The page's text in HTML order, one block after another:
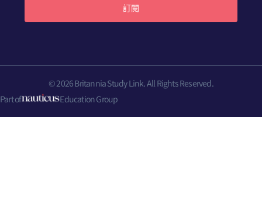
訂閱
© 2026 Britannia Study Link. All Rights Reserved.
Part of
Education Group